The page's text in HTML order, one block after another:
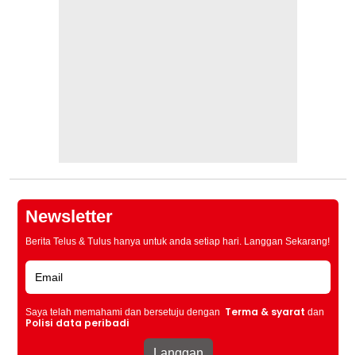
Newsletter
Berita Telus & Tulus hanya untuk anda setiap hari. Langgan Sekarang!
Saya telah memahami dan bersetuju dengan Terma & syarat dan
Polisi data peribadi